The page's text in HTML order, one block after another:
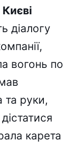
діалогу
вогонь по
та руки,
карета